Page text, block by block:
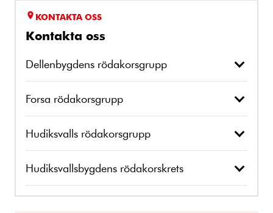
KONTAKTA OSS
Kontakta oss
Dellenbygdens rödakorsgrupp
Forsa rödakorsgrupp
Hudiksvalls rödakorsgrupp
Hudiksvallsbygdens rödakorskrets